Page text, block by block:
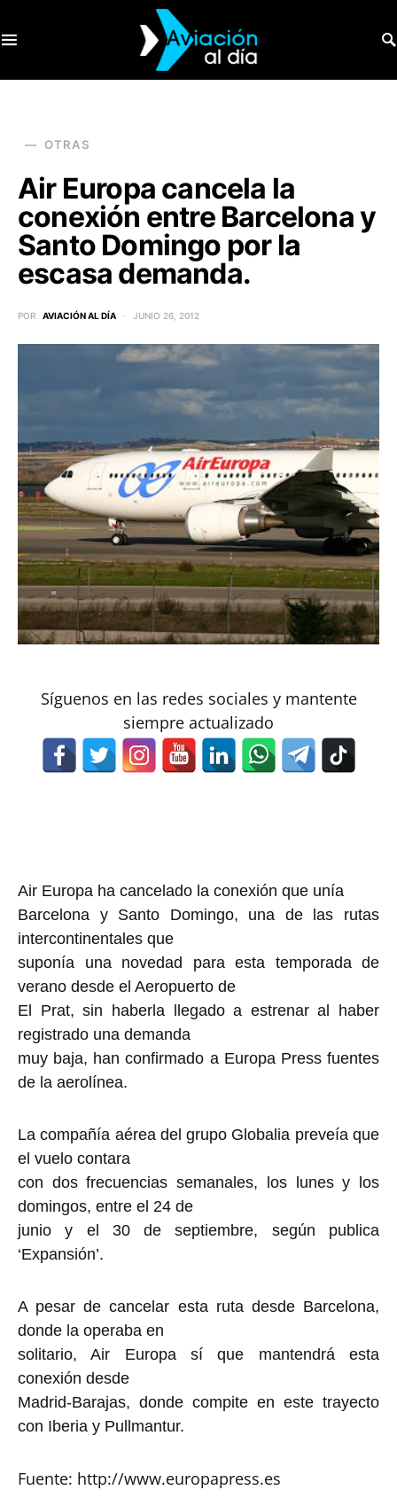
OTRAS
Air Europa cancela la
conexión entre Barcelona y
Santo Domingo por la
escasa demanda.
POR AVIACIÓN AL DÍA JUNIO 26, 2012
Síguenos en las redes sociales y mantente
siempre actualizado
Air Europa ha cancelado la conexión que unía
Barcelona y Santo Domingo, una de las rutas
intercontinentales que
suponía una novedad para esta temporada de
verano desde el Aeropuerto de
El Prat, sin haberla llegado a estrenar al haber
registrado una demanda
muy baja, han confirmado a Europa Press fuentes
de la aerolínea.
La compañía aérea del grupo Globalia preveía que
el vuelo contara
con dos frecuencias semanales, los lunes y los
domingos, entre el 24 de
junio y el 30 de septiembre, según publica
‘Expansión’.
A pesar de cancelar esta ruta desde Barcelona,
donde la operaba en
solitario, Air Europa sí que mantendrá esta
conexión desde
Madrid-Barajas, donde compite en este trayecto
con Iberia y Pullmantur.
Fuente: http://www.europapress.es